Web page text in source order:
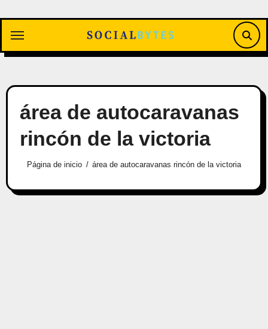
contenido
área de autocaravanas
rincón de la victoria
Página de inicio área de autocaravanas rincón de la victoria